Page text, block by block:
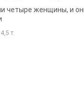
четыре женщины, и
4,5 т.